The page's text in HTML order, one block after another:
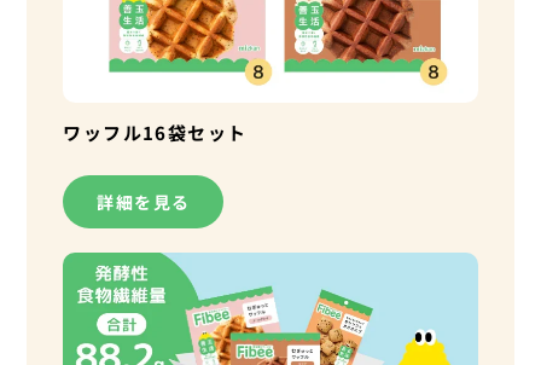
ワッフル16袋セット
詳細を見る